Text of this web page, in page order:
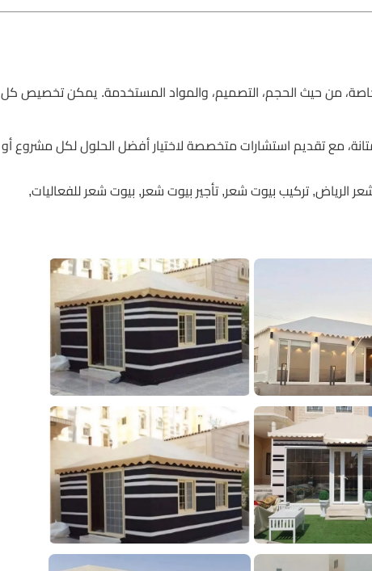
من حيث الحجم، التصميم، والمواد المستخدمة. يمكن تخصيص كل
مع تقديم استشارات متخصصة لاختيار أفضل الحلول لكل مشروع أو
تركيب بيوت شعر, تأجير بيوت شعر, بيوت شعر للفعاليات,